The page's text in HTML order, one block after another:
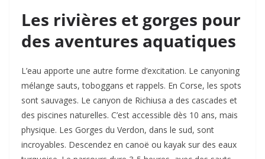
Les rivières et gorges pour
des aventures aquatiques
L’eau apporte une autre forme d’excitation. Le canyoning
mélange sauts, toboggans et rappels. En Corse, les spots
sont sauvages. Le canyon de Richiusa a des cascades et
des piscines naturelles. C’est accessible dès 10 ans, mais
physique. Les Gorges du Verdon, dans le sud, sont
incroyables. Descendez en canoë ou kayak sur des eaux